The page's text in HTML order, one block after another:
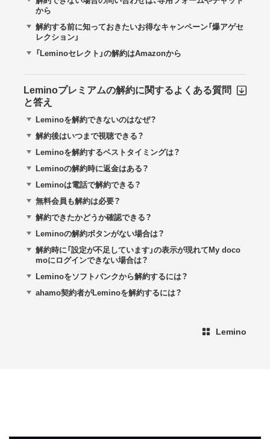
から
解約する前に知っておきたいお得なキャンペーン「爆アゲセ
レクション」
「Leminoセレクト」の解約はAmazonから
Leminoプレミアムの解約に関するよくある質問
と答え
Leminoを解約できないのはなぜ？
解約後はいつまで視聴できる？
Leminoを解約するベストタイミングは？
Leminoの解約時に返金はある？
Leminoは電話で解約できる？
無料会員も解約は必要？
解約できたかどうか確認できる？
Leminoの解約ボタンがない場合は？
解約時に「設定が不足しています」の表示が現れてMy doco
moにログインできない場合は？
Leminoをソフトバンクから解約するには？
ahamo契約者がLeminoを解約するには？
Lemino